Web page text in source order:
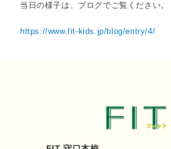
当日の様子は、ブログでご覧ください。
https://www.fit-kids.jp/blog/entry/4/